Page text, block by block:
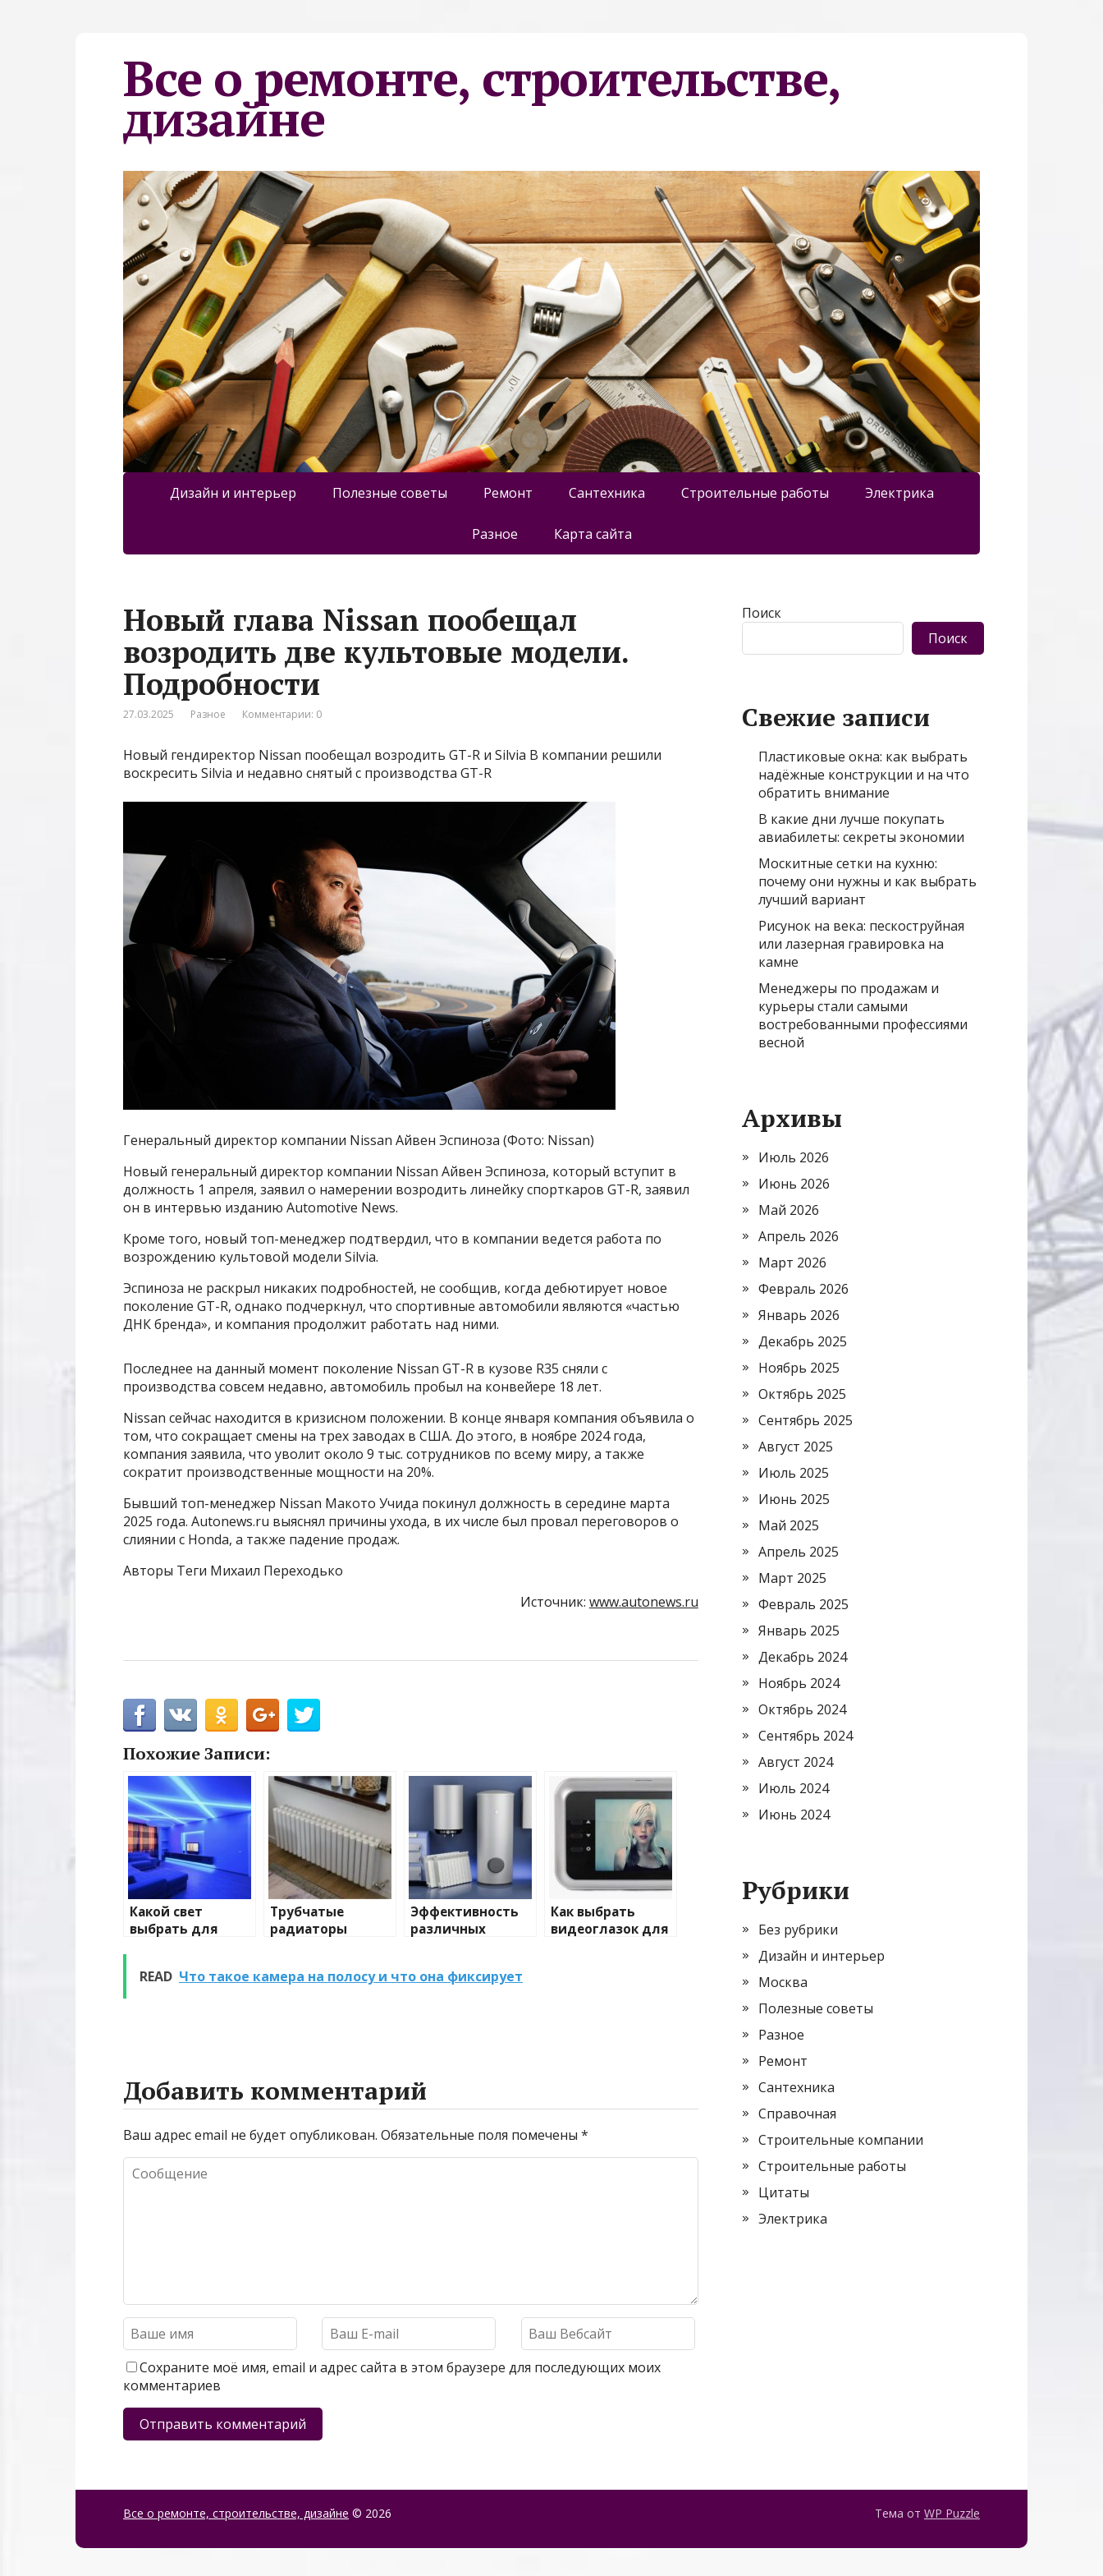
Все о ремонте, строительстве,
дизайне
Дизайн и интерьер Полезные советы Ремонт Сантехника Строительные работы Электрика
Разное Карта сайта
Новый глава Nissan пообещал
возродить две культовые модели.
Подробности
27.03.2025 Разное Комментарии: 0
Новый гендиректор Nissan пообещал возродить GT-R и Silvia В компании решили
воскресить Silvia и недавно снятый с производства GT-R
Генеральный директор компании Nissan Айвен Эспиноза (Фото: Nissan)
Новый генеральный директор компании Nissan Айвен Эспиноза, который вступит в
должность 1 апреля, заявил о намерении возродить линейку спорткаров GT-R, заявил
он в интервью изданию Automotive News.
Кроме того, новый топ-менеджер подтвердил, что в компании ведется работа по
возрождению культовой модели Silvia.
Эспиноза не раскрыл никаких подробностей, не сообщив, когда дебютирует новое
поколение GT-R, однако подчеркнул, что спортивные автомобили являются «частью
ДНК бренда», и компания продолжит работать над ними.
Последнее на данный момент поколение Nissan GT-R в кузове R35 сняли с
производства совсем недавно, автомобиль пробыл на конвейере 18 лет.
Nissan сейчас находится в кризисном положении. В конце января компания объявила о
том, что сокращает смены на трех заводах в США. До этого, в ноябре 2024 года,
компания заявила, что уволит около 9 тыс. сотрудников по всему миру, а также
сократит производственные мощности на 20%.
Бывший топ-менеджер Nissan Макото Учида покинул должность в середине марта
2025 года. Autonews.ru выяснял причины ухода, в их числе был провал переговоров о
слиянии с Honda, а также падение продаж.
Авторы Теги Михаил Переходько
Источник: www.autonews.ru
Похожие Записи:
Какой свет
выбрать для
Трубчатые
радиаторы
Эффективность
различных
очистке и
Как выбрать
видеоглазок для
READ Что такое камера на полосу и что она фиксирует
Добавить комментарий
Ваш адрес email не будет опубликован. Обязательные поля помечены *
Сохраните моё имя, email и адрес сайта в этом браузере для последующих моих
комментариев
Поиск
Поиск
Свежие записи
Пластиковые окна: как выбрать
надёжные конструкции и на что
обратить внимание
В какие дни лучше покупать
авиабилеты: секреты экономии
Москитные сетки на кухню:
почему они нужны и как выбрать
лучший вариант
Рисунок на века: пескоструйная
или лазерная гравировка на
камне
Менеджеры по продажам и
курьеры стали самыми
востребованными профессиями
весной
Архивы
Июль 2026
Июнь 2026
Май 2026
Апрель 2026
Март 2026
Февраль 2026
Январь 2026
Декабрь 2025
Ноябрь 2025
Октябрь 2025
Сентябрь 2025
Август 2025
Июль 2025
Июнь 2025
Май 2025
Апрель 2025
Март 2025
Февраль 2025
Январь 2025
Декабрь 2024
Ноябрь 2024
Октябрь 2024
Сентябрь 2024
Август 2024
Июль 2024
Июнь 2024
Рубрики
Без рубрики
Дизайн и интерьер
Москва
Полезные советы
Разное
Ремонт
Сантехника
Справочная
Строительные компании
Строительные работы
Цитаты
Электрика
Все о ремонте, строительстве, дизайне © 2026 Тема от WP Puzzle